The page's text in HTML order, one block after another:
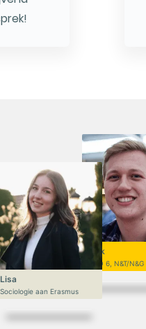
Niek
VWO 6, N&T/N&G
Lisa
Sociologie aan Erasmus